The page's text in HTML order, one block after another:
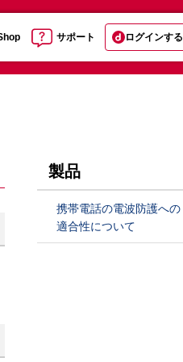
サポート ログインする
製品
携帯電話の電波防護への
適合性について